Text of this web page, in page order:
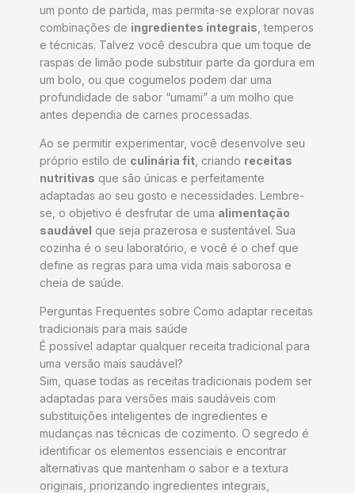
um ponto de partida, mas permita-se explorar novas
combinações de ingredientes integrais , temperos
e técnicas. Talvez você descubra que um toque de
raspas de limão pode substituir parte da gordura em
um bolo, ou que cogumelos podem dar uma
profundidade de sabor “umami” a um molho que
antes dependia de carnes processadas.
Ao se permitir experimentar, você desenvolve seu
próprio estilo de culinária fit , criando receitas
nutritivas que são únicas e perfeitamente
adaptadas ao seu gosto e necessidades. Lembre-
se, o objetivo é desfrutar de uma alimentação
saudável que seja prazerosa e sustentável. Sua
cozinha é o seu laboratório, e você é o chef que
define as regras para uma vida mais saborosa e
cheia de saúde.
Perguntas Frequentes sobre Como adaptar receitas
tradicionais para mais saúde
É possível adaptar qualquer receita tradicional para
uma versão mais saudável?
Sim, quase todas as receitas tradicionais podem ser
adaptadas para versões mais saudáveis com
substituições inteligentes de ingredientes e
mudanças nas técnicas de cozimento. O segredo é
identificar os elementos essenciais e encontrar
alternativas que mantenham o sabor e a textura
originais, priorizando ingredientes integrais,